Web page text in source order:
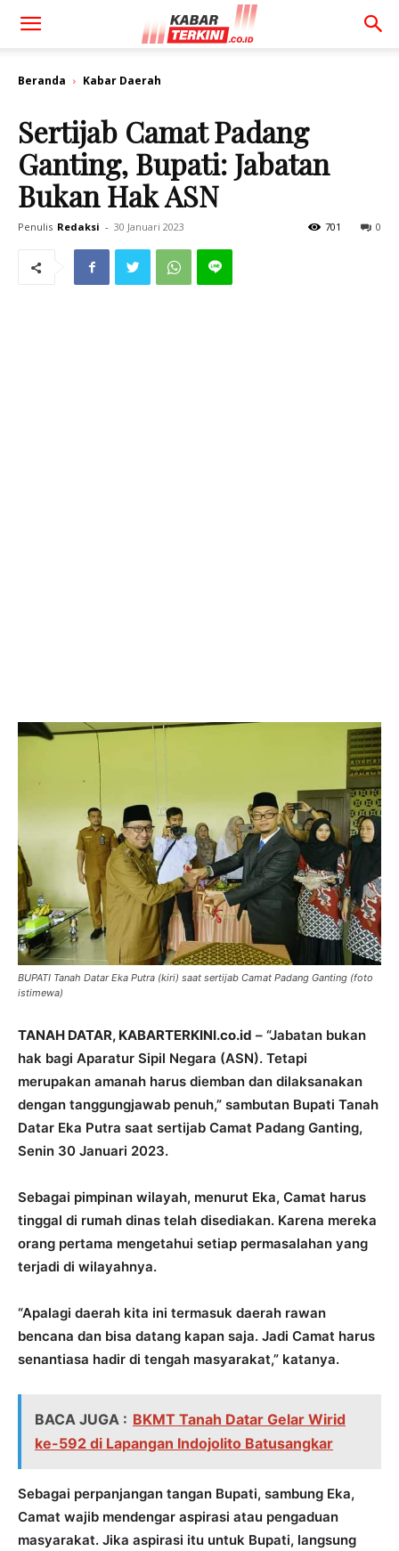
Beranda Kabar Daerah
Sertijab Camat Padang
Ganting, Bupati: Jabatan
Bukan Hak ASN
Penulis Redaksi - 30 Januari 2023 0
701
BUPATI Tanah Datar Eka Putra (kiri) saat sertijab Camat Padang Ganting (foto
istimewa)
TANAH DATAR, KABARTERKINI.co.id – “Jabatan bukan
hak bagi Aparatur Sipil Negara (ASN). Tetapi
merupakan amanah harus diemban dan dilaksanakan
dengan tanggungjawab penuh,” sambutan Bupati Tanah
Datar Eka Putra saat sertijab Camat Padang Ganting,
Senin 30 Januari 2023.
Sebagai pimpinan wilayah, menurut Eka, Camat harus
tinggal di rumah dinas telah disediakan. Karena mereka
orang pertama mengetahui setiap permasalahan yang
terjadi di wilayahnya.
“Apalagi daerah kita ini termasuk daerah rawan
bencana dan bisa datang kapan saja. Jadi Camat harus
senantiasa hadir di tengah masyarakat,” katanya.
BACA JUGA : BKMT Tanah Datar Gelar Wirid
ke-592 di Lapangan Indojolito Batusangkar
Sebagai perpanjangan tangan Bupati, sambung Eka,
Camat wajib mendengar aspirasi atau pengaduan
masyarakat. Jika aspirasi itu untuk Bupati, langsung